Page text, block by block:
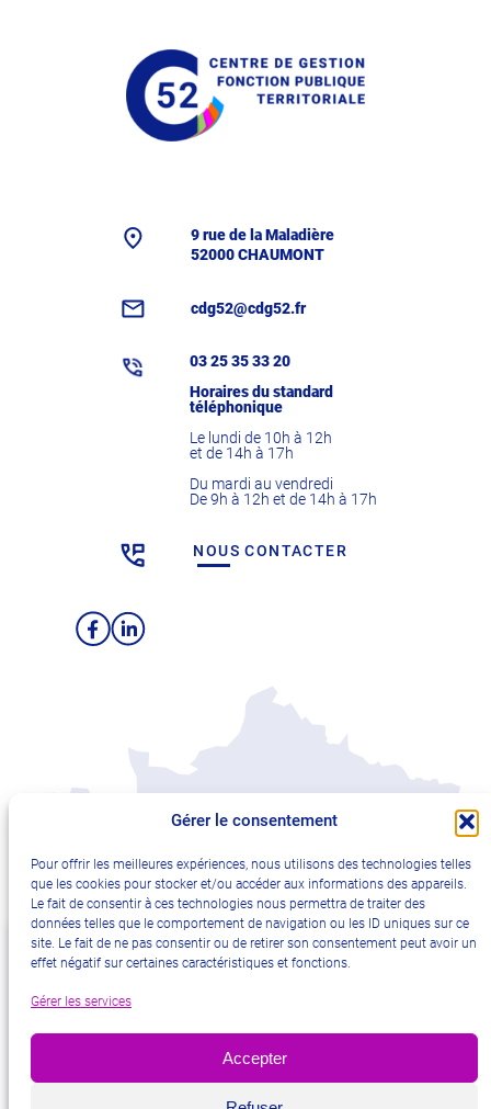
Gérer le consentement
Pour offrir les meilleures expériences, nous utilisons des technologies telles
que les cookies pour stocker et/ou accéder aux informations des appareils.
Le fait de consentir à ces technologies nous permettra de traiter des
données telles que le comportement de navigation ou les ID uniques sur ce
site. Le fait de ne pas consentir ou de retirer son consentement peut avoir un
effet négatif sur certaines caractéristiques et fonctions.
Gérer les services
Accepter
9 rue de la Maladière
52000 CHAUMONT
cdg52@cdg52.fr
03 25 35 33 20
Horaires du standard
téléphonique
Le lundi de 10h à 12h
et de 14h à 17h
Du mardi au vendredi
De 9h à 12h et de 14h à 17h
NOUS CONTACTER
Facebook
LinkedIn
Plan du site
Protection des données personnelles
Politique relative aux cookies
Accessibilité : non conforme